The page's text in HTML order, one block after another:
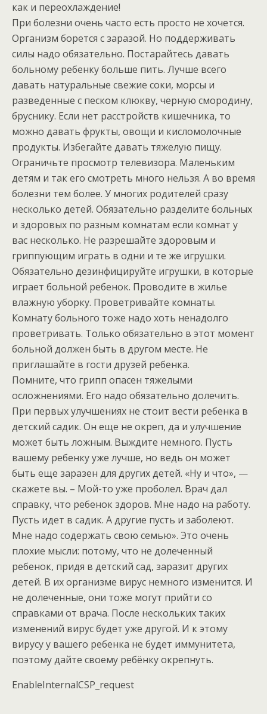
как и переохлаждение!
При болезни очень часто есть просто не хочется.
Организм борется с заразой. Но поддерживать
силы надо обязательно. Постарайтесь давать
больному ребенку больше пить. Лучше всего
давать натуральные свежие соки, морсы и
разведенные с песком клюкву, черную смородину,
бруснику. Если нет расстройств кишечника, то
можно давать фрукты, овощи и кисломолочные
продукты. Избегайте давать тяжелую пищу.
Ограничьте просмотр телевизора. Маленьким
детям и так его смотреть много нельзя. А во время
болезни тем более. У многих родителей сразу
несколько детей. Обязательно разделите больных
и здоровых по разным комнатам если комнат у
вас несколько. Не разрешайте здоровым и
гриппующим играть в одни и те же игрушки.
Обязательно дезинфицируйте игрушки, в которые
играет больной ребенок. Проводите в жилье
влажную уборку. Проветривайте комнаты.
Комнату больного тоже надо хоть ненадолго
проветривать. Только обязательно в этот момент
больной должен быть в другом месте. Не
приглашайте в гости друзей ребенка.
Помните, что грипп опасен тяжелыми
осложнениями. Его надо обязательно долечить.
При первых улучшениях не стоит вести ребенка в
детский садик. Он еще не окреп, да и улучшение
может быть ложным. Выждите немного. Пусть
вашему ребенку уже лучше, но ведь он может
быть еще заразен для других детей. «Ну и что», —
скажете вы. – Мой-то уже проболел. Врач дал
справку, что ребенок здоров. Мне надо на работу.
Пусть идет в садик. А другие пусть и заболеют.
Мне надо содержать свою семью». Это очень
плохие мысли: потому, что не долеченный
ребенок, придя в детский сад, заразит других
детей. В их организме вирус немного изменится. И
не долеченные, они тоже могут прийти со
справками от врача. После нескольких таких
изменений вирус будет уже другой. И к этому
вирусу у вашего ребенка не будет иммунитета,
поэтому дайте своему ребёнку окрепнуть.
EnableInternalCSP_request